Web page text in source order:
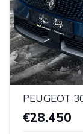
PEUGEOT
€28.450